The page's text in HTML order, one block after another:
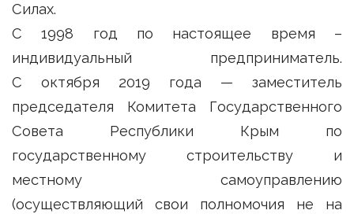
Силах.
С 1998 год по настоящее время –
индивидуальный предприниматель.
С октября 2019 года — заместитель
председателя Комитета Государственного
Совета Республики Крым по
государственному строительству и
местному самоуправлению
(осуществляющий свои полномочия не на